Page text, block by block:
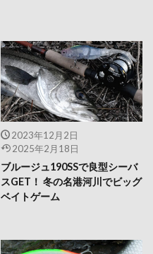
2023年12月2日
2025年2月18日
ブルージュ190SSで良型シーバ
スGET！ 冬の名港河川でビッグ
ベイトゲーム